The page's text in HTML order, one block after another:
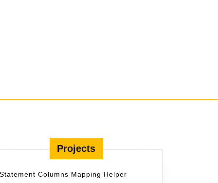
Projects
Statement Columns Mapping Helper